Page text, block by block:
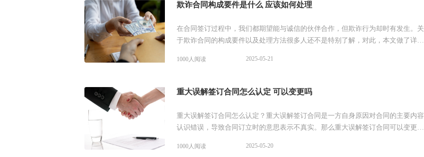
欺诈合同构成要件是什么 应该如何处理
在合同签订过程中，我们都期望能与诚信的伙伴合作，但欺诈行为却时有发生。关
于欺诈合同的构成要件以及处理方法很多人还不是特别了解，对此，本文做了详细
1000人阅读 2025-05-21
重大误解签订合同怎么认定 可以变更吗
重大误解签订合同怎么认定？重大误解签订合同是一方自身原因对合同的主要内容
认识错误，导致合同订立时的意思表示不真实。那么重大误解签订合同可以变更
1000人阅读 2025-05-20